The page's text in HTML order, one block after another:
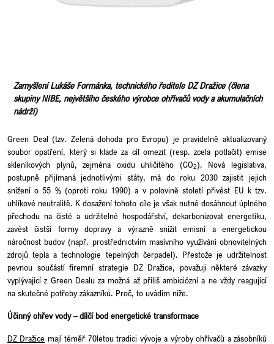
Zamyšlení Lukáše Formánka, technického ředitele DZ Dražice (člena
skupiny NIBE, největšího českého výrobce ohřívačů vody a akumulačních
nádrží)
Green Deal (tzv. Zelená dohoda pro Evropu) je pravidelně aktualizovaný
soubor opatření, který si klade za cíl omezit (resp. zcela potlačit) emise
skleníkových plynů, zejména oxidu uhličitého (CO2). Nová legislativa,
postupně přijímaná jednotlivými státy, má do roku 2030 zajistit jejich
snížení o 55 % (oproti roku 1990) a v polovině století přivést EU k tzv.
uhlíkové neutralitě. K dosažení tohoto cíle je však nutné dosáhnout úplného
přechodu na čisté a udržitelné hospodářství, dekarbonizovat energetiku,
zavést čistší formy dopravy a výrazně snížit emisní a energetickou
náročnost budov (např. prostřednictvím masívního využívání obnovitelných
zdrojů tepla a technologie tepelných čerpadel). Přestože je udržitelnost
pevnou součástí firemní strategie DZ Dražice, považuji některé závazky
vyplývající z Green Dealu za možná až příliš ambiciózní a ne vždy reagující
na skutečné potřeby zákazníků. Proč, to uvádím níže.
Účinný ohřev vody – dílčí bod energetické transformace
DZ Dražice mají téměř 70letou tradici vývoje a výroby ohřívačů a zásobníků